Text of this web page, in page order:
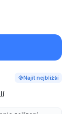
Najít nejbližší